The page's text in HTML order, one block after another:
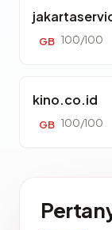
GB 100/100
kino.co.id
GB 100/100